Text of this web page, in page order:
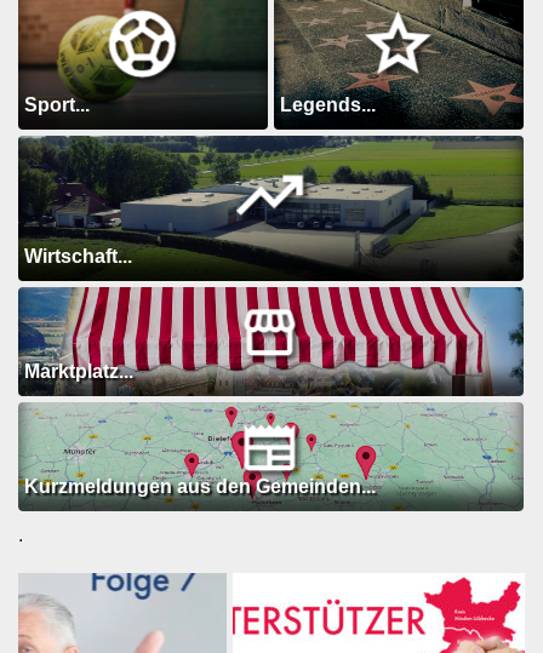
Sport... Legends...
Wirtschaft...
Marktplatz...
Kurzmeldungen aus den Gemeinden...
.